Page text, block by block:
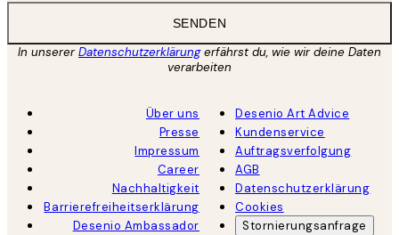
SENDEN
In unsererDatenschutzerklärungerfährst du, wie wir deine Daten
verarbeiten
Über uns
Presse
Impressum
Career
Nachhaltigkeit
Barrierefreiheitserklärung
Desenio Ambassador
Desenio Art Advice
Kundenservice
Auftragsverfolgung
AGB
Datenschutzerklärung
Cookies
Stornierungsanfrage